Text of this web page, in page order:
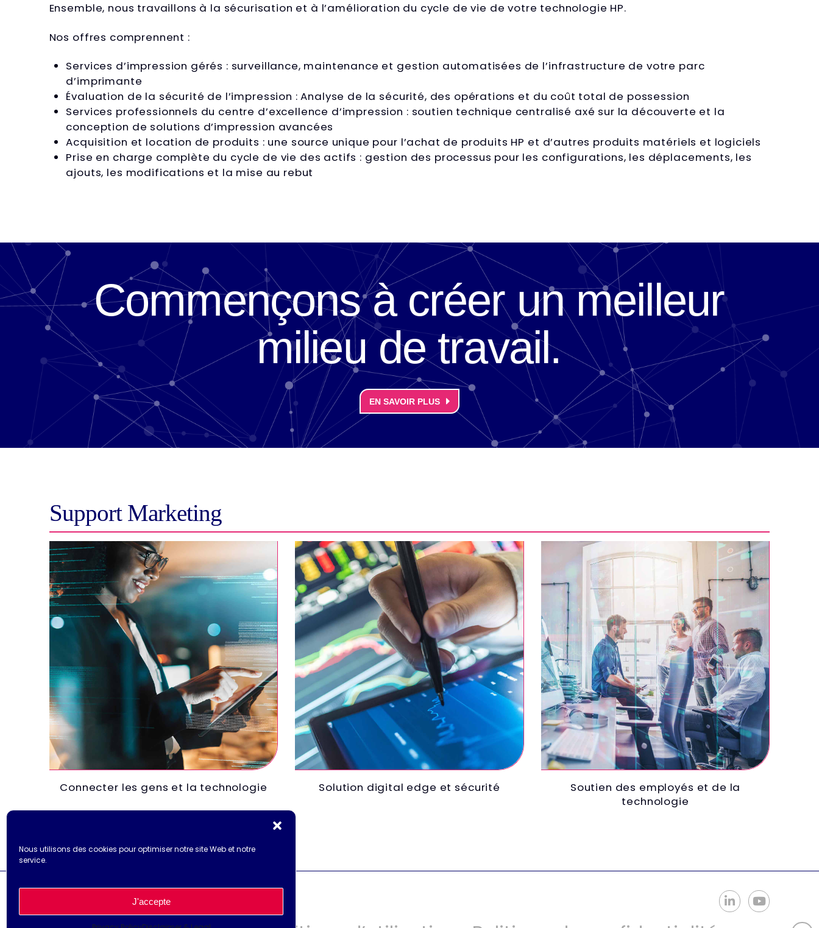
Nous utilisons des cookies pour optimiser notre site Web et notre
service.
J'accepte
Ensemble, nous travaillons à la sécurisation et à l’amélioration du cycle de vie de votre technologie HP.
Nos offres comprennent :
Services d’impression gérés : surveillance, maintenance et gestion automatisées de l’infrastructure de votre parc
d’imprimante
Évaluation de la sécurité de l’impression : Analyse de la sécurité, des opérations et du coût total de possession
Services professionnels du centre d’excellence d’impression : soutien technique centralisé axé sur la découverte et la
conception de solutions d’impression avancées
Acquisition et location de produits : une source unique pour l’achat de produits HP et d’autres produits matériels et logiciels
Prise en charge complète du cycle de vie des actifs : gestion des processus pour les configurations, les déplacements, les
ajouts, les modifications et la mise au rebut
Commençons à créer un meilleur
milieu de travail.
EN SAVOIR PLUS
Support Marketing
Connecter les gens et la technologie Solution digital edge et sécurité
Soutien des employés et de la
technologie